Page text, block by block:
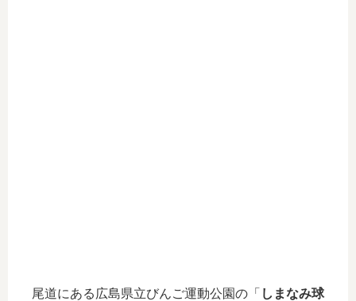
尾道にある広島県立びんご運動公園の「 しまなみ球